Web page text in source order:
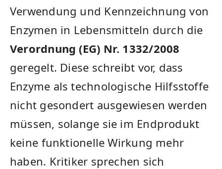
Verwendung und Kennzeichnung ‍von
⁤Enzymen in Lebensmitteln durch ‌die
Verordnung (EG)​ Nr. 1332/2008
geregelt. Diese schreibt vor, dass​
Enzyme als technologische Hilfsstoffe
nicht gesondert ausgewiesen ​werden
müssen, solange sie im Endprodukt
keine ⁣funktionelle Wirkung mehr
haben. Kritiker ‍sprechen sich